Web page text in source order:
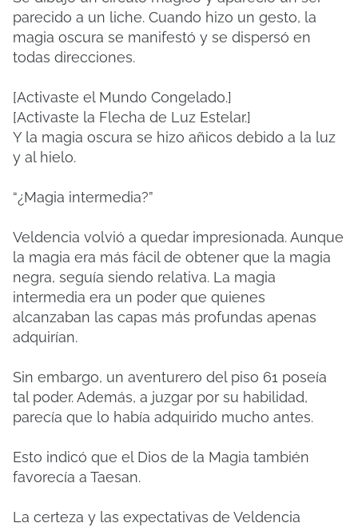
parecido a un liche. Cuando hizo un gesto, la
magia oscura se manifestó y se dispersó en
todas direcciones.
[Activaste el Mundo Congelado.]
[Activaste la Flecha de Luz Estelar.]
Y la magia oscura se hizo añicos debido a la luz
y al hielo.
“¿Magia intermedia?”
Veldencia volvió a quedar impresionada. Aunque
la magia era más fácil de obtener que la magia
negra, seguía siendo relativa. La magia
intermedia era un poder que quienes
alcanzaban las capas más profundas apenas
adquirían.
Sin embargo, un aventurero del piso 61 poseía
tal poder. Además, a juzgar por su habilidad,
parecía que lo había adquirido mucho antes.
Esto indicó que el Dios de la Magia también
favorecía a Taesan.
La certeza y las expectativas de Veldencia